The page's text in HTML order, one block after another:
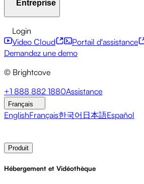
API pour développeurs
Monétisation du contenu
Services
Intégrations sociales
Services financiers
Événements en direct
Marketing
Ventes
Soutenir les employés
Diffuseurs Santé et Pharmacie
médiatique
Réseaux médiatiques
détail
Entreprises technologiques
Documentation produit
Entreprise
À propos de Brightcove
Salle de presse Newsletter
Login
Video Cloud
Portail d'assistance
Demandez une demo
© Brightcove
+1 888 882 1880Assistance
Français
EnglishFrançais한국어 日本語Español
Produit
Hébergement et Vidéothèque